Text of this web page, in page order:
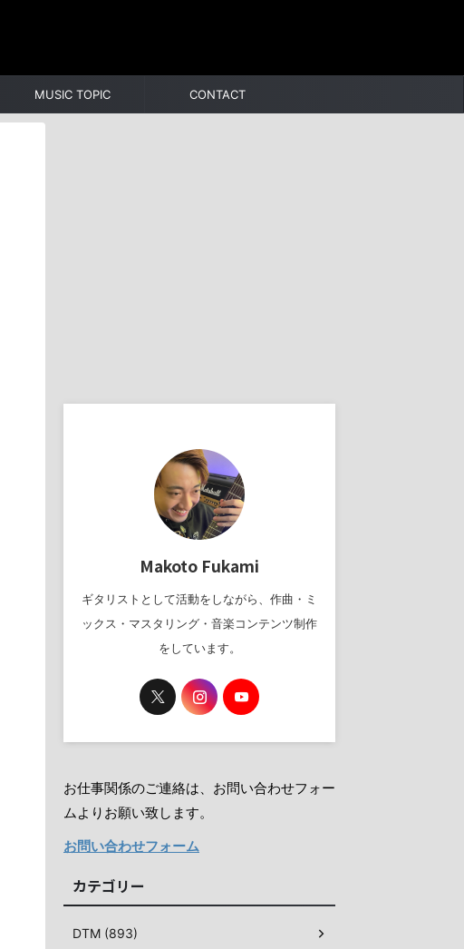
MUSIC TOPIC CONTACT
Makoto Fukami
ギタリストとして活動をしながら、作曲・ミ
ックス・マスタリング・音楽コンテンツ制作
をしています。
お仕事関係のご連絡は、お問い合わせフォー
ムよりお願い致します。
お問い合わせフォーム
カテゴリー
DTM (893)